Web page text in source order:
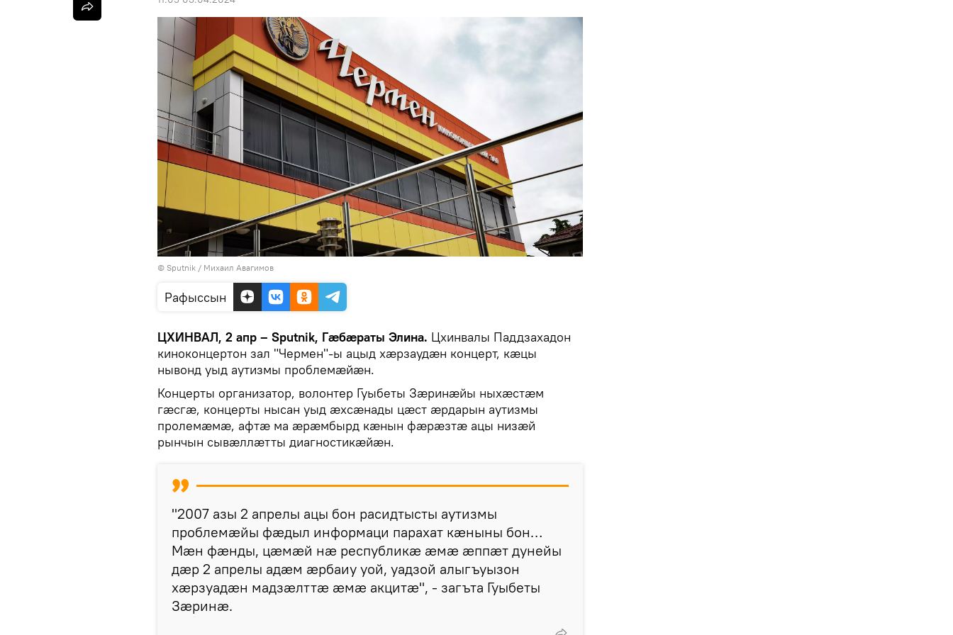
© Sputnik / Михаил Авагимов
Рафыссын
ЦХИНВАЛ, 2 апр – Sputnik, Гæбæраты Элина. Цхинвалы Паддзахадон
киноконцертон зал "Чермен"-ы ацыд хæрзаудæн концерт, кæцы
нывонд уыд аутизмы проблемæйæн.
Концерты организатор, волонтер Гуыбеты Зæринæйы ныхæстæм
гæсгæ, концерты нысан уыд æхсæнады цæст æрдарын аутизмы
пролемæмæ, афтæ ма æрæмбырд кæнын фæрæзтæ ацы низæй
рынчын сывæллæтты диагностикæйæн.
"2007 азы 2 апрелы ацы бон расидтысты аутизмы
проблемæйы фæдыл информаци парахат кæныны бон…
Мæн фæнды, цæмæй нæ республикæ æмæ æппæт дунейы
дæр 2 апрелы адæм æрбаиу уой, уадзой алыгъуызон
хæрзуадæн мадзæлттæ æмæ акцитæ", - загъта Гуыбеты
Зæринæ.